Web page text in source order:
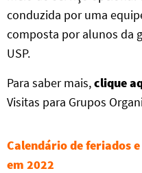
conduzida por uma
composta por alunos da
USP.
Para saber mais,clique
Visitas para Grupos
Calendário de feriados
em 2022